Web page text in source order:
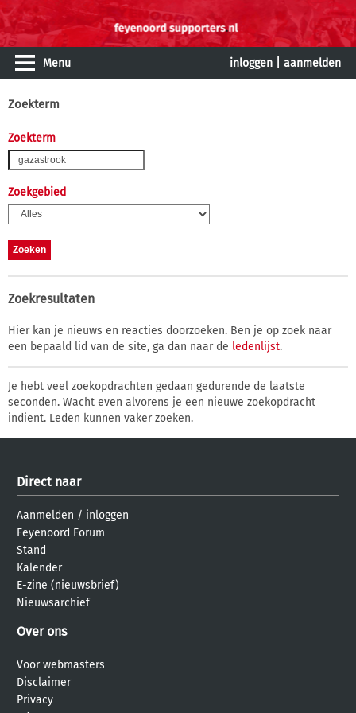
Menu inloggen aanmelden
Zoekterm
Zoekterm
Zoekgebied
Zoekresultaten
Hier kan je nieuws en reacties doorzoeken. Ben je op zoek naar
een bepaald lid van de site, ga dan naar de ledenlijst.
Je hebt veel zoekopdrachten gedaan gedurende de laatste
seconden. Wacht even alvorens je een nieuwe zoekopdracht
indient. Leden kunnen vaker zoeken.
Direct naar
Aanmelden / inloggen
Feyenoord Forum
Stand
Kalender
E-zine (nieuwsbrief)
Nieuwsarchief
Over ons
Voor webmasters
Disclaimer
Privacy